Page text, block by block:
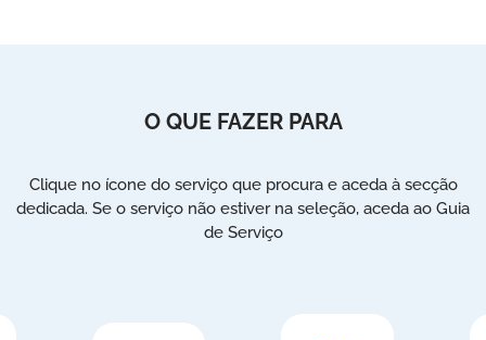
O QUE FAZER PARA
Clique no ícone do serviço que procura e aceda à secção
dedicada. Se o serviço não estiver na seleção, aceda ao Guia
de Serviço